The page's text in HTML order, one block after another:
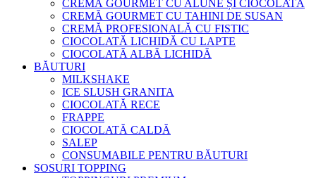
CREMĂ GOURMET CU ALUNE ȘI CIOCOLATĂ
CREMĂ GOURMET CU TAHINI DE SUSAN
CREMĂ PROFESIONALĂ CU FISTIC
CIOCOLATĂ LICHIDĂ CU LAPTE
CIOCOLATĂ ALBĂ LICHIDĂ
BĂUTURI
MILKSHAKE
ICE SLUSH GRANITA
CIOCOLATĂ RECE
FRAPPE
CIOCOLATĂ CALDĂ
SALEP
CONSUMABILE PENTRU BĂUTURI
SOSURI TOPPING